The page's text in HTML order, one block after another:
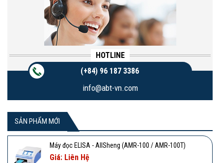
HOTLINE
(+84) 96 187 3386
info@abt-vn.com
SẢN PHẨM MỚI
Máy đọc ELISA - AllSheng (AMR-100 / AMR-100T)
Giá: Liên Hệ